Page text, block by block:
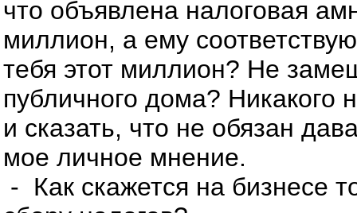
что объявлена налоговая
миллион, а ему
тебя этот миллион? Не
публичного дома? Никакого
и сказать, что не обязан
мое личное мнение.
- Как скажется на бизнесе